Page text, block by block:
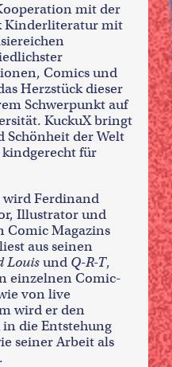
mit der
Kinderliteratur mit
Comics und
Herzstück dieser
Schwerpunkt auf
KuckuX bringt
der Welt
für
wird Ferdinand
Illustrator und
Comic Magazins
aus seinen
Louisund Q-R-T,
einzelnen Comic-
von live
wird er den
die Entstehung
seiner Arbeit als